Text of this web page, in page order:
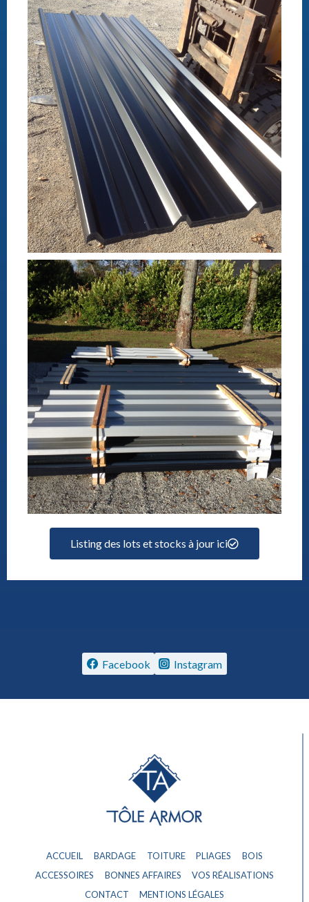
Listing des lots et stocks à jour ici
Facebook Instagram
ACCUEIL BARDAGE TOITURE PLIAGES
BOIS
ACCESSOIRES
BONNES AFFAIRES
VOS RÉALISATIONS
CONTACT
MENTIONS LÉGALES